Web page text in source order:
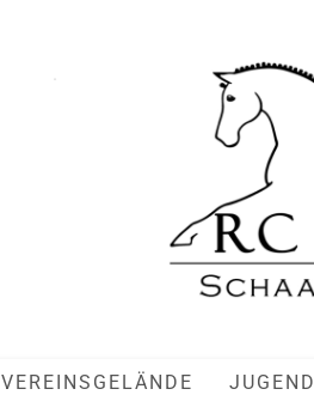
VEREINSGELÄNDE JUGEND